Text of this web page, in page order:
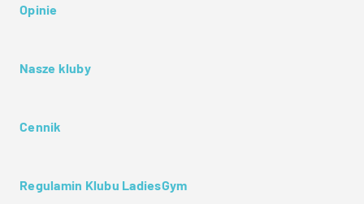
Opinie
Nasze kluby
Cennik
Regulamin Klubu LadiesGym